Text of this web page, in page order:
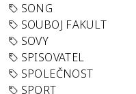
SONG
SOUBOJ FAKULT
SOVY
SPISOVATEL
SPOLEČNOST
SPORT